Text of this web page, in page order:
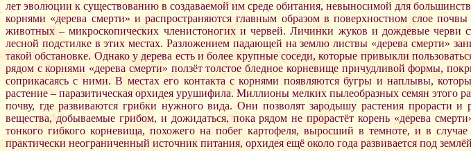
лет эволюции к существованию в создаваемой им среде обитания, невыносимой для
корнями «дерева смерти» и распространяются главным образом в поверхностном слое
животных – микроскопических членистоногих и червей. Личинки жуков и дождевые черви
лесной подстилке в этих местах. Разложением падающей на землю листвы «дерева смерти»
такой обстановке. Однако у дерева есть и более крупные соседи, которые привыкли
рядом с корнями «дерева смерти» ползёт толстое бледное корневище причудливой формы,
соприкасаясь с ними. В местах его контакта с корнями появляются бугры и наплывы,
растение – паразитическая орхидея урушифила. Миллионы мелких пылеобразных семян этого
почву, где развиваются грибки нужного вида. Они позволят зародышу растения прорасти
вещества, добываемые грибом, и дожидаться, пока рядом не прорастёт корень «дерева
тонкого гибкого корневища, похожего на побег картофеля, выросший в темноте, и в
практически неограниченный источник питания, орхидея ещё около года развивается под